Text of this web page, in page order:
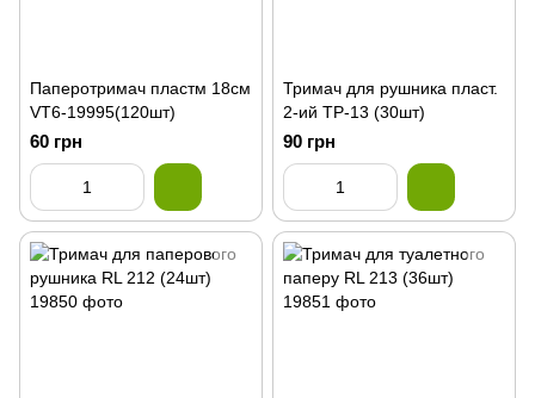
Паперотримач пластм 18см
VT6-19995(120шт)
60 грн
Тримач для рушника пласт.
2-ий ТР-13 (30шт)
90 грн